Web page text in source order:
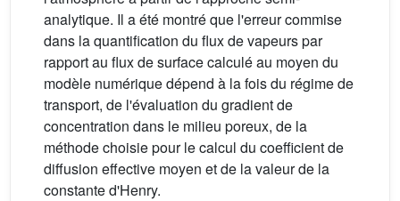
analytique. Il a été montré que l'erreur commise
dans la quantification du flux de vapeurs par
rapport au flux de surface calculé au moyen du
modèle numérique dépend à la fois du régime de
transport, de l'évaluation du gradient de
concentration dans le milieu poreux, de la
méthode choisie pour le calcul du coefficient de
diffusion effective moyen et de la valeur de la
constante d'Henry.